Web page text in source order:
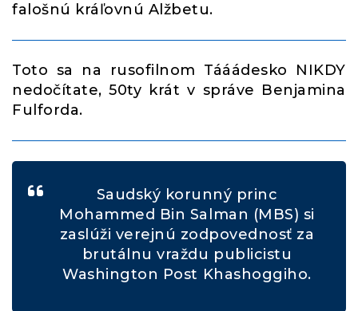
falošnú kráľovnú Alžbetu.
Toto sa na rusofilnom Tááádesko NIKDY
nedočítate, 50ty krát v správe Benjamina
Fulforda.
Saudský korunný princ
Mohammed Bin Salman (MBS) si
zaslúži verejnú zodpovednosť za
brutálnu vraždu publicistu
Washington Post Khashoggiho.